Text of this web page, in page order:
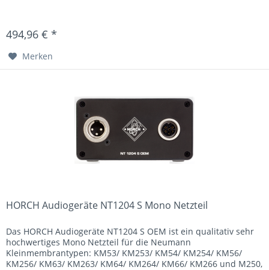
494,96 € *
Merken
HORCH Audiogeräte NT1204 S Mono Netzteil
Das HORCH Audiogeräte NT1204 S OEM ist ein qualitativ sehr
hochwertiges Mono Netzteil für die Neumann
Kleinmembrantypen: KM53/ KM253/ KM54/ KM254/ KM56/
KM256/ KM63/ KM263/ KM64/ KM264/ KM66/ KM266 und M250,